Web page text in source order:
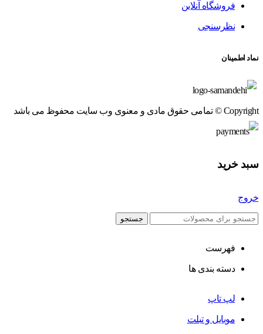
فروشگاه آنلاین
نظرسنجی
نماد اطمینان
Copyright © تمامی حقوق مادی و معنوی وب سایت محفوظ می باشد
سبد خرید
خروج
جستجو
فهرست
دسته بندی ها
لپ تاپ
موبایل و تبلت